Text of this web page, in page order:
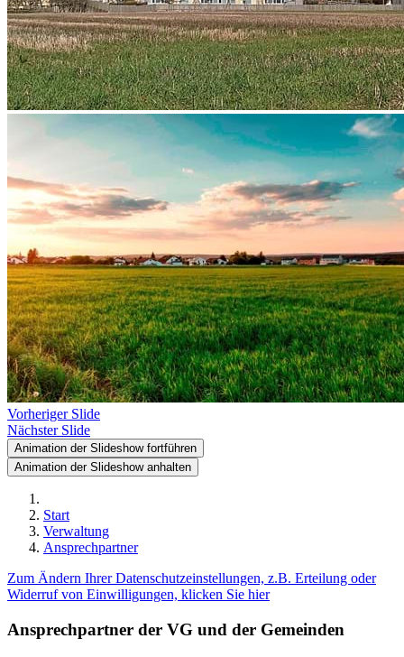
Vorheriger Slide
Nächster Slide
Animation der Slideshow fortführen
Animation der Slideshow anhalten
Start
Verwaltung
Ansprechpartner
Zum Ändern Ihrer Datenschutzeinstellungen, z.B. Erteilung oder
Widerruf von Einwilligungen, klicken Sie hier
Ansprechpartner der VG und der Gemeinden